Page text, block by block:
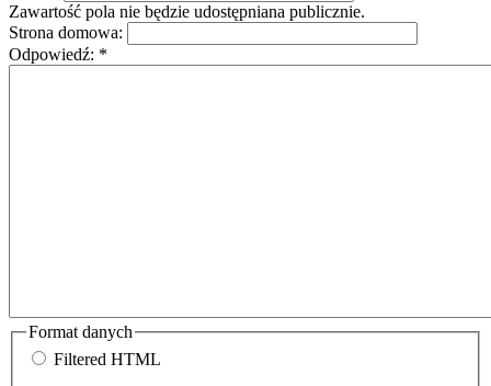
Zawartość pola nie będzie udostępniana publicznie.
Strona domowa:
Odpowiedź: *
Format danych
Filtered HTML